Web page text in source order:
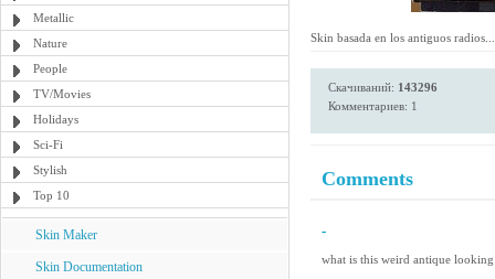
Metallic
Nature
People
TV/Movies
Holidays
Sci-Fi
Stylish
Top 10
Skin Maker
Skin Documentation
Skin basada en los antiguos radios...
Скачиваний: 143296
Комментариев: 1
Comments
-
what is this weird antique